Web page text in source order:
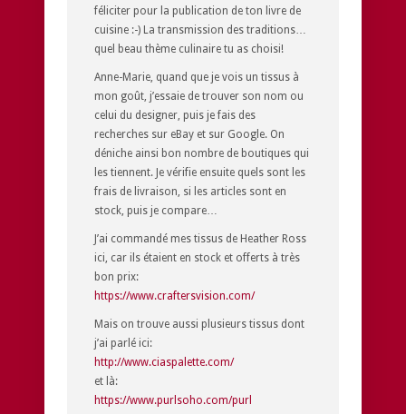
féliciter pour la publication de ton livre de
cuisine :-) La transmission des traditions…
quel beau thème culinaire tu as choisi!
Anne-Marie, quand que je vois un tissus à
mon goût, j’essaie de trouver son nom ou
celui du designer, puis je fais des
recherches sur eBay et sur Google. On
déniche ainsi bon nombre de boutiques qui
les tiennent. Je vérifie ensuite quels sont les
frais de livraison, si les articles sont en
stock, puis je compare…
J’ai commandé mes tissus de Heather Ross
ici, car ils étaient en stock et offerts à très
bon prix:
https://www.craftersvision.com/
Mais on trouve aussi plusieurs tissus dont
j’ai parlé ici:
http://www.ciaspalette.com/
et là:
https://www.purlsoho.com/purl